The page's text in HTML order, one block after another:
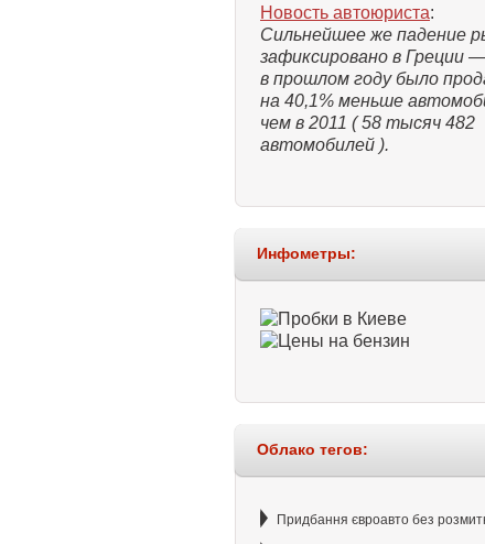
Новость автоюриста:
Сильнейшее же падение
зафиксировано в Греции
в прошлом году было
на 40,1% меньше
чем в 2011 ( 58 тысяч 482
автомобилей ).
Инфометры:
Облако тегов:
Придбання євроавто без